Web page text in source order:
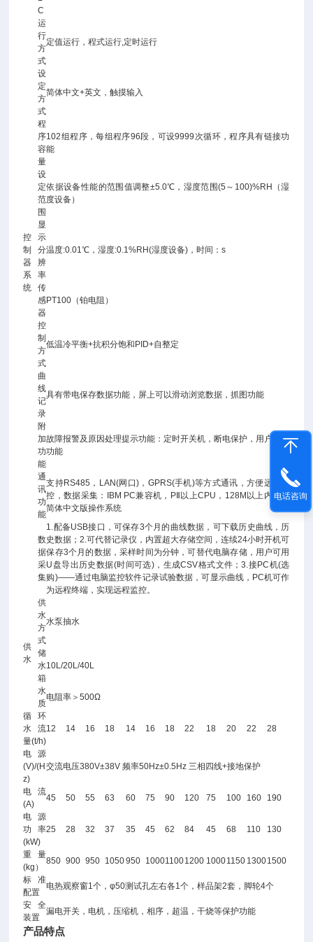
控
制
器
系
统
C
运
行
方
式
定值运行，程式运行,定时运行
设
定
方
式
简体中文+英文，触摸输入
程
序
容
量
102组程序，每组程序96段，可设9999次循环，程序具有链接功
能
设
定
范
围
依据设备性能的范围值调整±5.0℃，湿度范围(5～100)%RH（湿
度设备）
显
示
分
辨
率
温度:0.01℃，湿度:0.1%RH(湿度设备)，时间：s
传
感
器
PT100（铂电阻）
控
制
方
式
低温冷平衡+抗积分饱和PID+自整定
曲
线
记
录
具有带电保存数据功能，屏上可以滑动浏览数据，抓图功能
附
加
功
能
故障报警及原因处理提示功能：定时开关机，断电保护，用户权限
功能
通
讯
功
能
支持RS485，LAN(网口)，GPRS(手机)等方式通讯，方便远程监
控，数据采集：IBM PC兼容机，PⅡ以上CPU，128M以上内存，
简体中文版操作系统
数
据
采
集
1.配备USB接口，可保存3个月的曲线数据，可下载历史曲线，历
史数据；2.可代替记录仪，内置超大存储空间，连续24小时开机可
保存3个月的数据，采样时间为分钟，可替代电脑存储，用户可用
U盘导出历史数据(时间可选)，生成CSV格式文件；3.接PC机(选
购)——通过电脑监控软件记录试验数据，可显示曲线，PC机可作
为远程终端，实现远程监控。
供
水
供
水
方
式
水泵抽水
储
水
箱
10L/20L/40L
水
质
电阻率＞500Ω
循环
水流
量(t/h)
12 14 16 18 14 16 18 22 18 20 22 28
电源
(V)/(H
z)
交流电压380V±38V 频率50Hz±0.5Hz 三相四线+接地保护
电流
(A)
45 50 55 63 60 75 90 120 75 100 160
190
电源
功率
(kW)
25 28 32 37 35 45 62 84 45 68 110 130
重量
(kg）
850 900 950 1050950 100011001200 10001150 13001500
标准
配置
电热观察窗1个，φ50测试孔左右各1个，样品架2套，脚轮4个
安全
装置
漏电开关，电机，压缩机，相序，超温，干烧等保护功能
产品特点
电话咨询